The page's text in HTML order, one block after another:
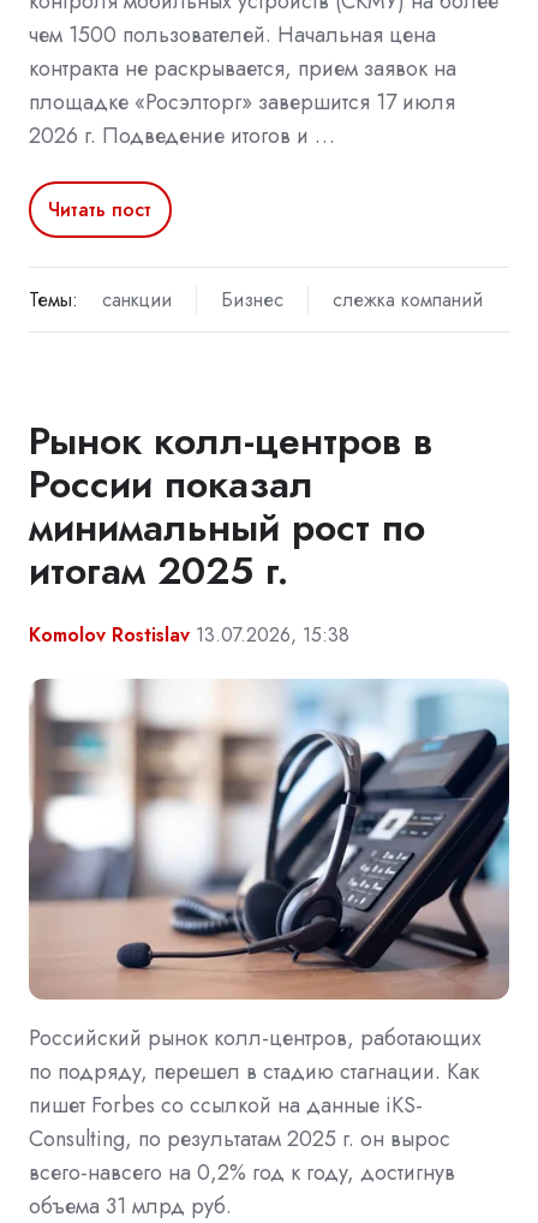
чем 1500 пользователей. Начальная цена
контракта не раскрывается, прием заявок на
площадке «Росэлторг» завершится 17 июля
2026 г. Подведение итогов и …
Читать пост
Темы: санкции Бизнес слежка компаний
Рынок колл-центров в
России показал
минимальный рост по
итогам 2025 г.
Komolov Rostislav 13.07.2026, 15:38
Российский рынок колл-центров, работающих
по подряду, перешел в стадию стагнации. Как
пишет Forbes со ссылкой на данные iKS-
Consulting, по результатам 2025 г. он вырос
всего-навсего на 0,2% год к году, достигнув
объема 31 млрд руб.